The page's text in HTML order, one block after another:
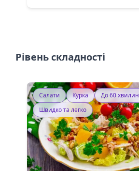
Рівень складності
Салати Курка
До 60 хвилин
Швидко та легко